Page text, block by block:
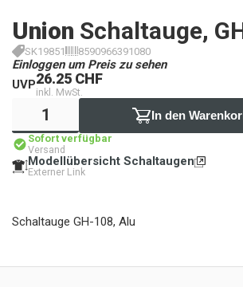
Union Schaltauge,
SK19851 8590966391080
Einloggen um Preis zu sehen
UVP26.25 CHF
inkl. MwSt.
In den
Sofort verfügbar
Versand
Modellübersicht Schaltaugen
Externer Link
Schaltauge GH-108, Alu